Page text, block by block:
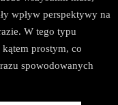
wpływ perspektywy na
W tego typu
prostym, co
spowodowanych